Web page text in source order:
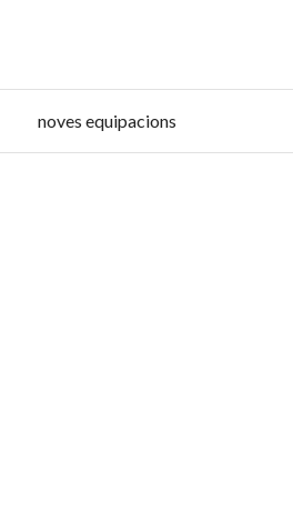
noves equipacions